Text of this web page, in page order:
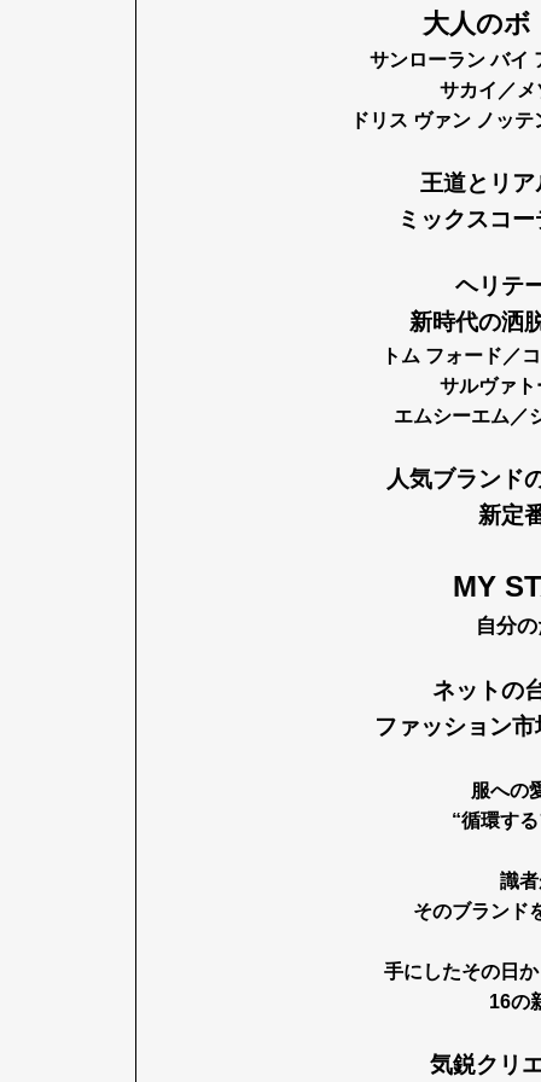
Pen
大人のボ
サンローラン バイ
サカイ／
ドリス ヴァン ノッ
王道とリ
ミックスコ
ヘリテ
新時代の洒
トム フォード／
サルヴァ
エムシーエム／
人気ブランド
新定
MY
自分
ネットの
ファッション
服への
“循環す
識
そのブランド
手にしたその日
16の
気鋭クリ